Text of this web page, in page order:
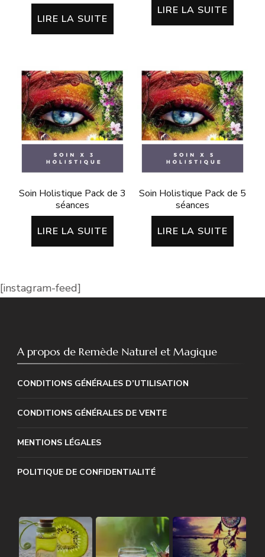
LIRE LA SUITE
sur 5
LIRE LA SUITE
Soin Holistique Pack de 3
séances
LIRE LA SUITE
Soin Holistique Pack de 5
séances
LIRE LA SUITE
[instagram-feed]
A propos de Remède Naturel et Magique
CONDITIONS GÉNÉRALES D’UTILISATION
CONDITIONS GÉNÉRALES DE VENTE
MENTIONS LÉGALES
POLITIQUE DE CONFIDENTIALITÉ